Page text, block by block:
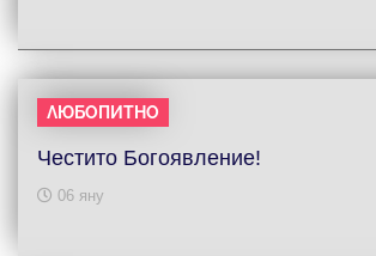
ЛЮБОПИТНО
Честито Богоявление!
06 яну